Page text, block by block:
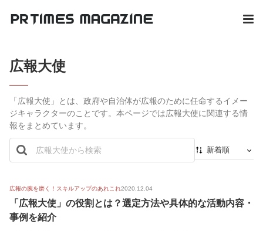
広報大使
「広報大使」とは、政府や自治体が広報のために任命するイメー
ジキャラクターのことです。本ページでは広報大使に関連する情
報をまとめています。
新着順
人気順
広報の腕を磨く！スキルアップのあれこれ2020.12.04
「広報大使」の役割とは？選定方法や具体的な活動内容・
事例を紹介